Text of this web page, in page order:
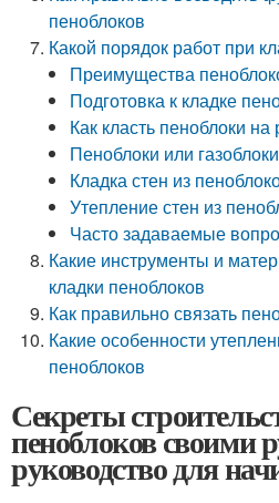
пеноблоков
Какой порядок работ при
Преимущества
Подготовка к кладке
Как класть пеноблоки на
Пеноблоки или
Кладка стен из
Утепление стен из
Часто задаваемые
Какие инструменты и
кладки пеноблоков
Как правильно связать
Какие особенности
пеноблоков
Секреты
пеноблоков своими
руководство для